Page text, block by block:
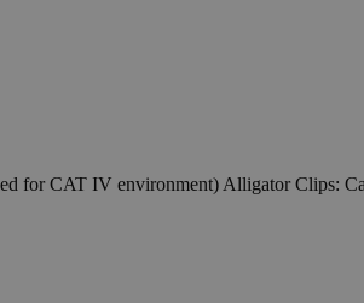
for CAT IV environment) Alligator Clips: